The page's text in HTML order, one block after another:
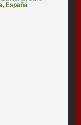
,España